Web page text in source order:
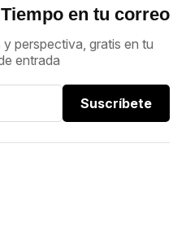
en tu correo
perspectiva, gratis en tu
entrada
Suscríbete